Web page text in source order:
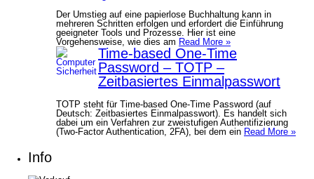
Der Umstieg auf eine papierlose Buchhaltung kann in
mehreren Schritten erfolgen und erfordert die Einführung
geeigneter Tools und Prozesse. Hier ist eine
Vorgehensweise, wie dies am Read More »
Time-based One-Time
Password – TOTP –
Zeitbasiertes Einmalpasswort
TOTP steht für Time-based One-Time Password (auf
Deutsch: Zeitbasiertes Einmalpasswort). Es handelt sich
dabei um ein Verfahren zur zweistufigen Authentifizierung
(Two-Factor Authentication, 2FA), bei dem ein Read More »
Info